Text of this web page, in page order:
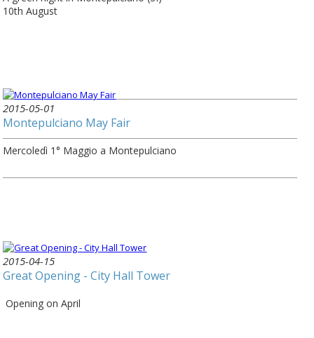
10th August
2015-05-01
Montepulciano May Fair
Mercoledì 1° Maggio a Montepulciano
2015-04-15
Great Opening - City Hall Tower
Opening on April